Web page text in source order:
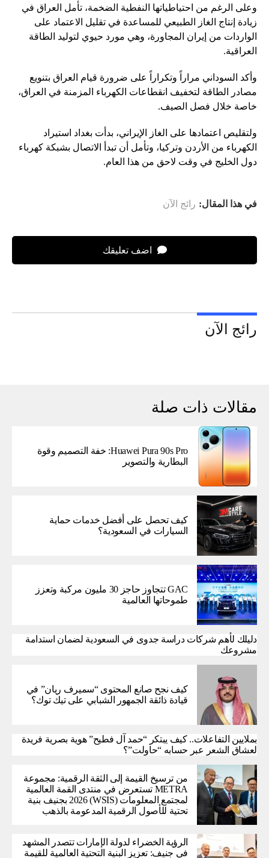
وعلى الرغم من احتياطياتها النفطية الضخمة، تأمل العراق في
زيادة إنتاج الغاز الطبيعي للمساعدة في تقليل الاعتماد على
الواردات من إيران المجاورة، وهي مورد حيوي لتوليد الطاقة
العراقية.
وأكد السوداني مراراً وتكراراً على ضرورة قيام العراق بتنويع
مصادر الطاقة لتخفيف انقطاعات الكهرباء المزمنة في العراق،
خاصة خلال فصل الصيف.
ولتقليص اعتمادها على الغاز الإيراني، بدأت بغداد استيراد
الكهرباء من الأردن وتركيا، وتأمل أن تبدأ الاتصال بشبكة كهرباء
دول الخليج في وقت لاحق من هذا العام.
في هذا المقال: رائج الآن
اضف تعليقك
رائج الآن
مقالات ذات صلة
Huawei Pura 90s Pro: خفة التصميم وقوة
البطارية والتصوير
كيف تحصل على أفضل خدمات حماية
السيارات في السعودية؟
GAC تتجاوز حاجز 30 مليون مركبة وتعزز
طموحاتها العالمية
دليلك لأهم شركات دراسة جدوى في السعودية لضمان استدامة
مشروعك
كيف نجح صانع المحتوى “سميرف ريان” في
قيادة ذائقة الجمهور الشبابي على تيك توك؟
بملايين التفاعلات.. كيف يبتكر “حمد آل فطيح” هوية بصرية فريدة
لعشاق الشعر عبر حسابه “حاولت”؟
من ترسيخ القيمة إلى الثقة الرقمية: مجموعة
METRA تستعرض في منتدى القمة العالمية
لمجتمع المعلومات (WSIS) 2026 بجنيف بنية
تحتية للأصول الرقمية المدعومة بالذهب
الرؤية الخضراء لدولة الإمارات تتصدر المشهد
في جنيف: تعزيز البنية التحتية العالمية للقيمة